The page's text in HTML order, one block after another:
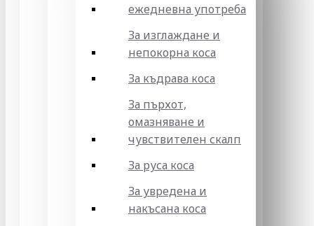
ежедневна употреба
За изглаждане и
непокорна коса
За къдрава коса
За пърхот,
омазняване и
чувствителен скалп
За руса коса
За увредена и
накъсана коса